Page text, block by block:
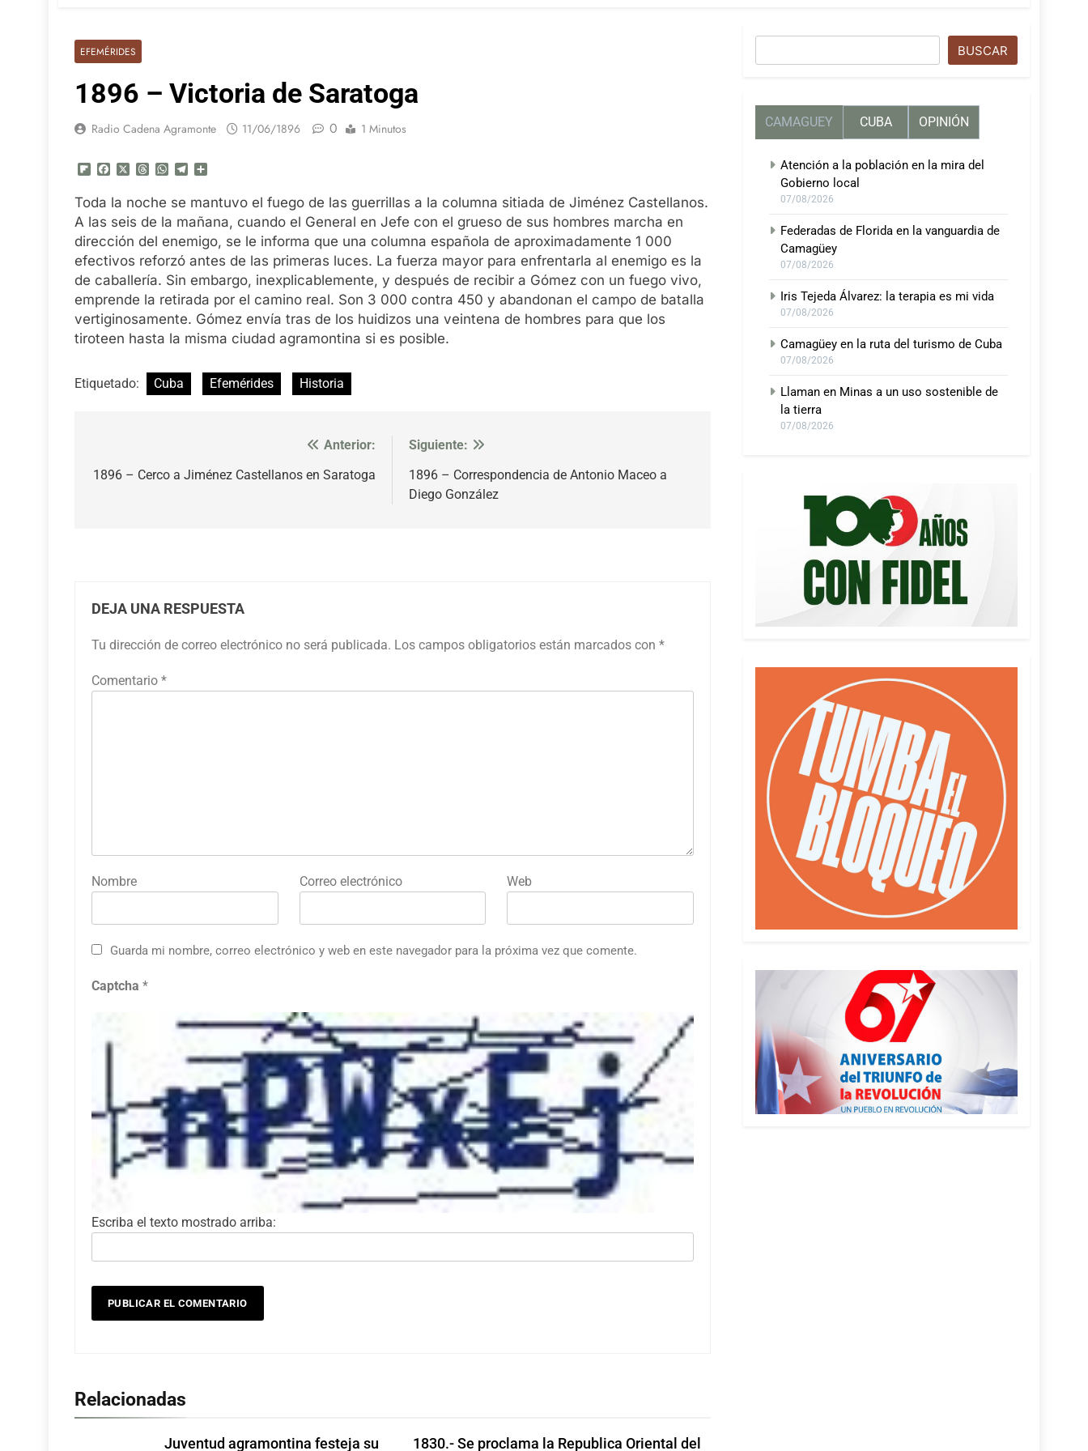
EFEMÉRIDES
1896 – Victoria de Saratoga
Radio Cadena Agramonte 11/06/1896 0 1 Minutos
Flipboard
FacebookThreadsWhatsApp
Telegram
Toda la noche se mantuvo el fuego de las guerrillas a la columna sitiada de Jiménez Castellanos.
A las seis de la mañana, cuando el General en Jefe con el grueso de sus hombres marcha en
dirección del enemigo, se le informa que una columna española de aproximadamente 1 000
efectivos reforzó antes de las primeras luces. La fuerza mayor para enfrentarla al enemigo es la
de caballería. Sin embargo, inexplicablemente, y después de recibir a Gómez con un fuego vivo,
emprende la retirada por el camino real. Son 3 000 contra 450 y abandonan el campo de batalla
vertiginosamente. Gómez envía tras de los huidizos una veintena de hombres para que los
tiroteen hasta la misma ciudad agramontina si es posible.
Etiquetado: Cuba Efemérides Historia
de
Anterior:
1896 – Cerco a Jiménez Castellanos en Saratoga
Siguiente:
1896 – Correspondencia de Antonio Maceo a
Diego González
DEJA UNA RESPUESTA
Tu dirección de correo electrónico no será publicada. Los campos obligatorios están marcados con *
Comentario *
Nombre Correo electrónico Web
Guarda mi nombre, correo electrónico y web en este navegador para la próxima vez que comente.
Captcha *
Escriba el texto mostrado arriba:
Relacionadas
Juventud agramontina festeja su
1830.- Se proclama la Republica Oriental del
BUSCAR
CAMAGUEY CUBA OPINIÓN
Atención a la población en la mira del
Gobierno local
07/08/2026
Federadas de Florida en la vanguardia de
Camagüey
07/08/2026
Iris Tejeda Álvarez: la terapia es mi vida
07/08/2026
Camagüey en la ruta del turismo de Cuba
07/08/2026
Llaman en Minas a un uso sostenible de
la tierra
07/08/2026